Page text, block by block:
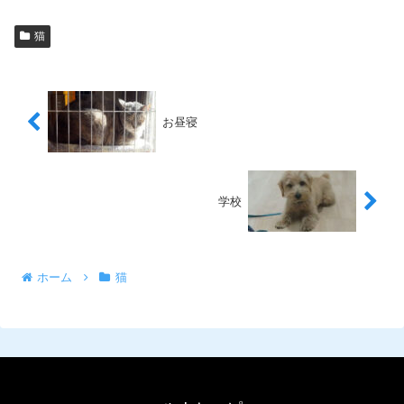
猫
お昼寝
学校
ホーム 猫